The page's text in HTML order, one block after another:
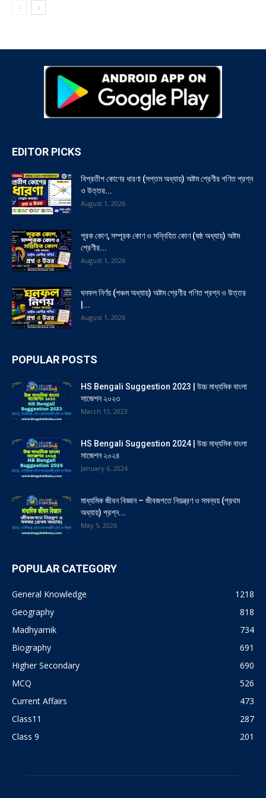
EDITOR PICKS
বিপ্রতীপ কোণের ধারণা (সপ্তম অধ্যায়) অষ্টম শ্রেণীর গণিত প্রশ্ন
ও উত্তর...
August 1, 2026
পূরক কোণ, সম্পূরক কোণ ও সন্নিহিত কোণ (ষষ্ঠ অধ্যায়) অষ্টম
শ্রেণীর...
August 1, 2026
ঘনফল নির্ণয় (পঞ্চম অধ্যায়) অষ্টম শ্রেণীর গণিত প্রশ্ন ও উত্তর
|...
August 1, 2026
POPULAR POSTS
HS Bengali Suggestion 2023 | উচ্চ মাধ্যমিক বাংলা
সাজেশন ২০২৩
March 13, 2023
HS Bengali Suggestion 2024 | উচ্চ মাধ্যমিক বাংলা
সাজেশন ২০২৪
January 6, 2024
মাধ্যমিক জীবন বিজ্ঞান – জীবজগতে নিয়ন্ত্রণ ও সমন্বয় (প্রথম
অধ্যায়) প্রশ্ন...
May 5, 2026
POPULAR CATEGORY
General Knowledge
1218
Geography
818
Madhyamik
734
Biography
691
Higher Secondary
690
MCQ
526
Current Affairs
473
Class11
287
Class 9
201